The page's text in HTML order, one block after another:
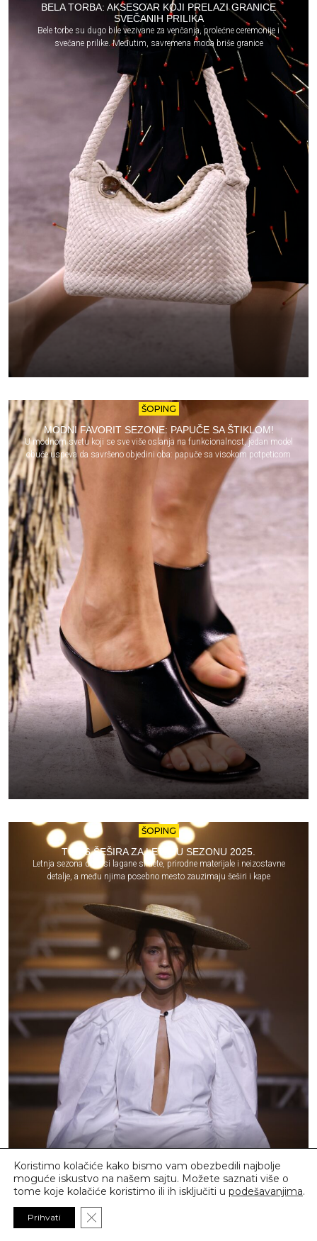
BELA TORBA: AKSESOAR KOJI PRELAZI GRANICE
SVEČANIH PRILIKA
Bele torbe su dugo bile vezivane za venčanja, prolećne ceremonije i
svečane prilike. Međutim, savremena moda briše granice
ŠOPING
MODNI FAVORIT SEZONE: PAPUČE SA ŠTIKLOM!
U modnom svetu koji se sve više oslanja na funkcionalnost, jedan model
obuće uspeva da savršeno objedini oba: papuče sa visokom potpeticom
ŠOPING
TOP 6 ŠEŠIRA ZA LETNJU SEZONU 2025.
Letnja sezona donosi lagane siluete, prirodne materijale i neizostavne
detalje, a među njima posebno mesto zauzimaju šeširi i kape
Koristimo kolačiće kako bismo vam obezbedili najbolje
moguće iskustvo na našem sajtu. Možete saznati više o
tome koje kolačiće koristimo ili ih isključiti u podešavanjima.
Prihvati Close GDPR Cookie Banner